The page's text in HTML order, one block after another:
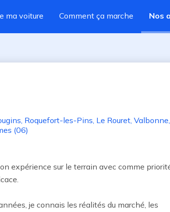
ma voiture Comment ça marche Nos
, Roquefort-les-Pins, Le Rouret, Valbonne,
(06)
expérience sur le terrain avec comme
je connais les réalités du marché, les